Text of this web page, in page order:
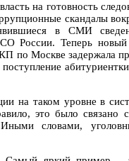
на готовность
скандалы
в СМИ
России. Теперь
по Москве задержала
на таком уровне в
это было связано
словами,